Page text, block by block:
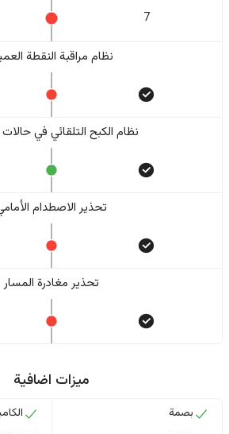
7
نظام مراقبة النقطة
نظام الكبح التلقائي في
تحذير الاصطدام
تحذير مغادرة المسار
ميزات اضافية
بصمة